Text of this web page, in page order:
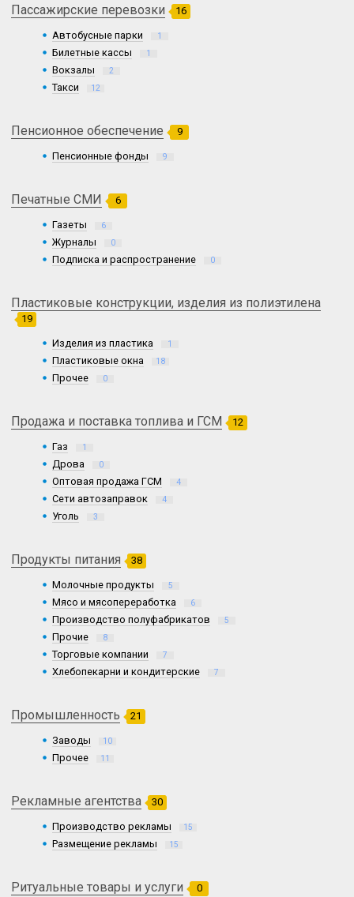
Пассажирские перевозки 16
Автобусные парки 1
Билетные кассы 1
Вокзалы 2
Такси 12
Пенсионное обеспечение 9
Пенсионные фонды 9
Печатные СМИ 6
Газеты 6
Журналы 0
Подписка и распространение 0
Пластиковые конструкции, изделия из полиэтилена
19
Изделия из пластика 1
Пластиковые окна 18
Прочее 0
Продажа и поставка топлива и ГСМ 12
Газ 1
Дрова 0
Оптовая продажа ГСМ 4
Сети автозаправок 4
Уголь 3
Продукты питания 38
Молочные продукты 5
Мясо и мясопереработка 6
Производство полуфабрикатов 5
Прочие 8
Торговые компании 7
Хлебопекарни и кондитерские 7
Промышленность 21
Заводы 10
Прочее 11
Рекламные агентства 30
Производство рекламы 15
Размещение рекламы 15
Ритуальные товары и услуги 0